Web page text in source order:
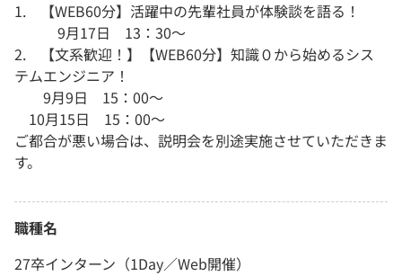
1. 【WEB60分】活躍中の先輩社員が体験談を語る！
9月17日 13：30～
2. 【文系歓迎！】【WEB60分】知識０から始めるシス
テムエンジニア！
9月9日 15：00～
10月15日 15：00～
ご都合が悪い場合は、説明会を別途実施させていただきま
す。
職種名
27卒インターン（1Day／Web開催）